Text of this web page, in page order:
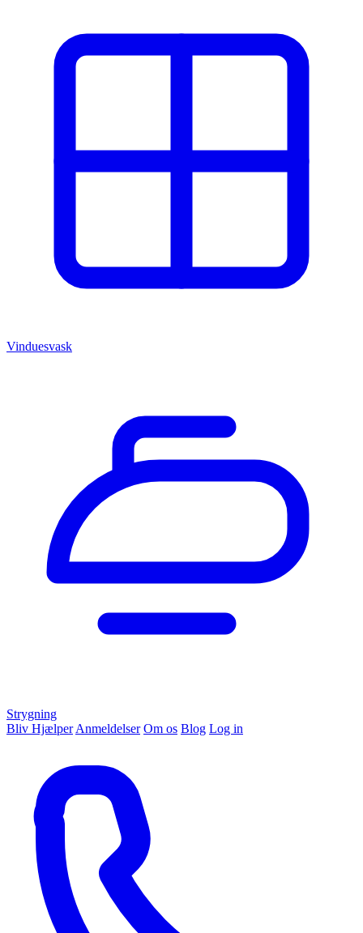
Vinduesvask
Strygning
Bliv Hjælper Anmeldelser Om os Blog Log in